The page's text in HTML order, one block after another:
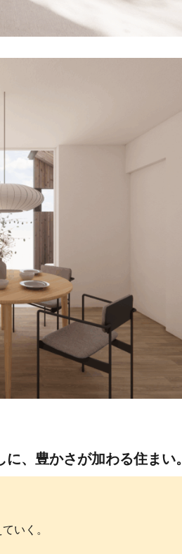
、豊かさが加わる住まい。
いく。